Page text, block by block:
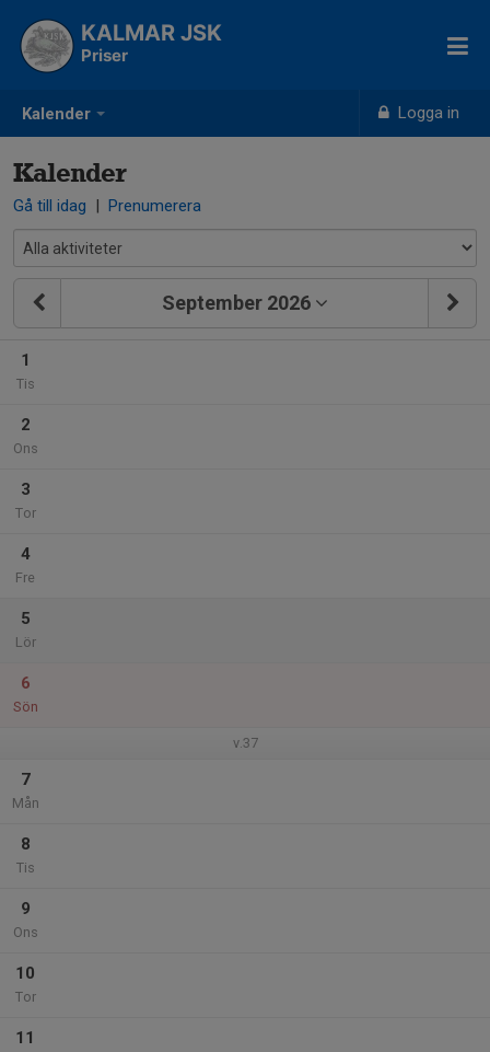
Kalender Logga in
KALMAR JSK
Priser
Kalender
Gå till idag | Prenumerera
September 2026
1
Tis
2
Ons
3
Tor
4
Fre
5
Lör
6
Sön
v.37
7
Mån
8
Tis
9
Ons
10
Tor
11